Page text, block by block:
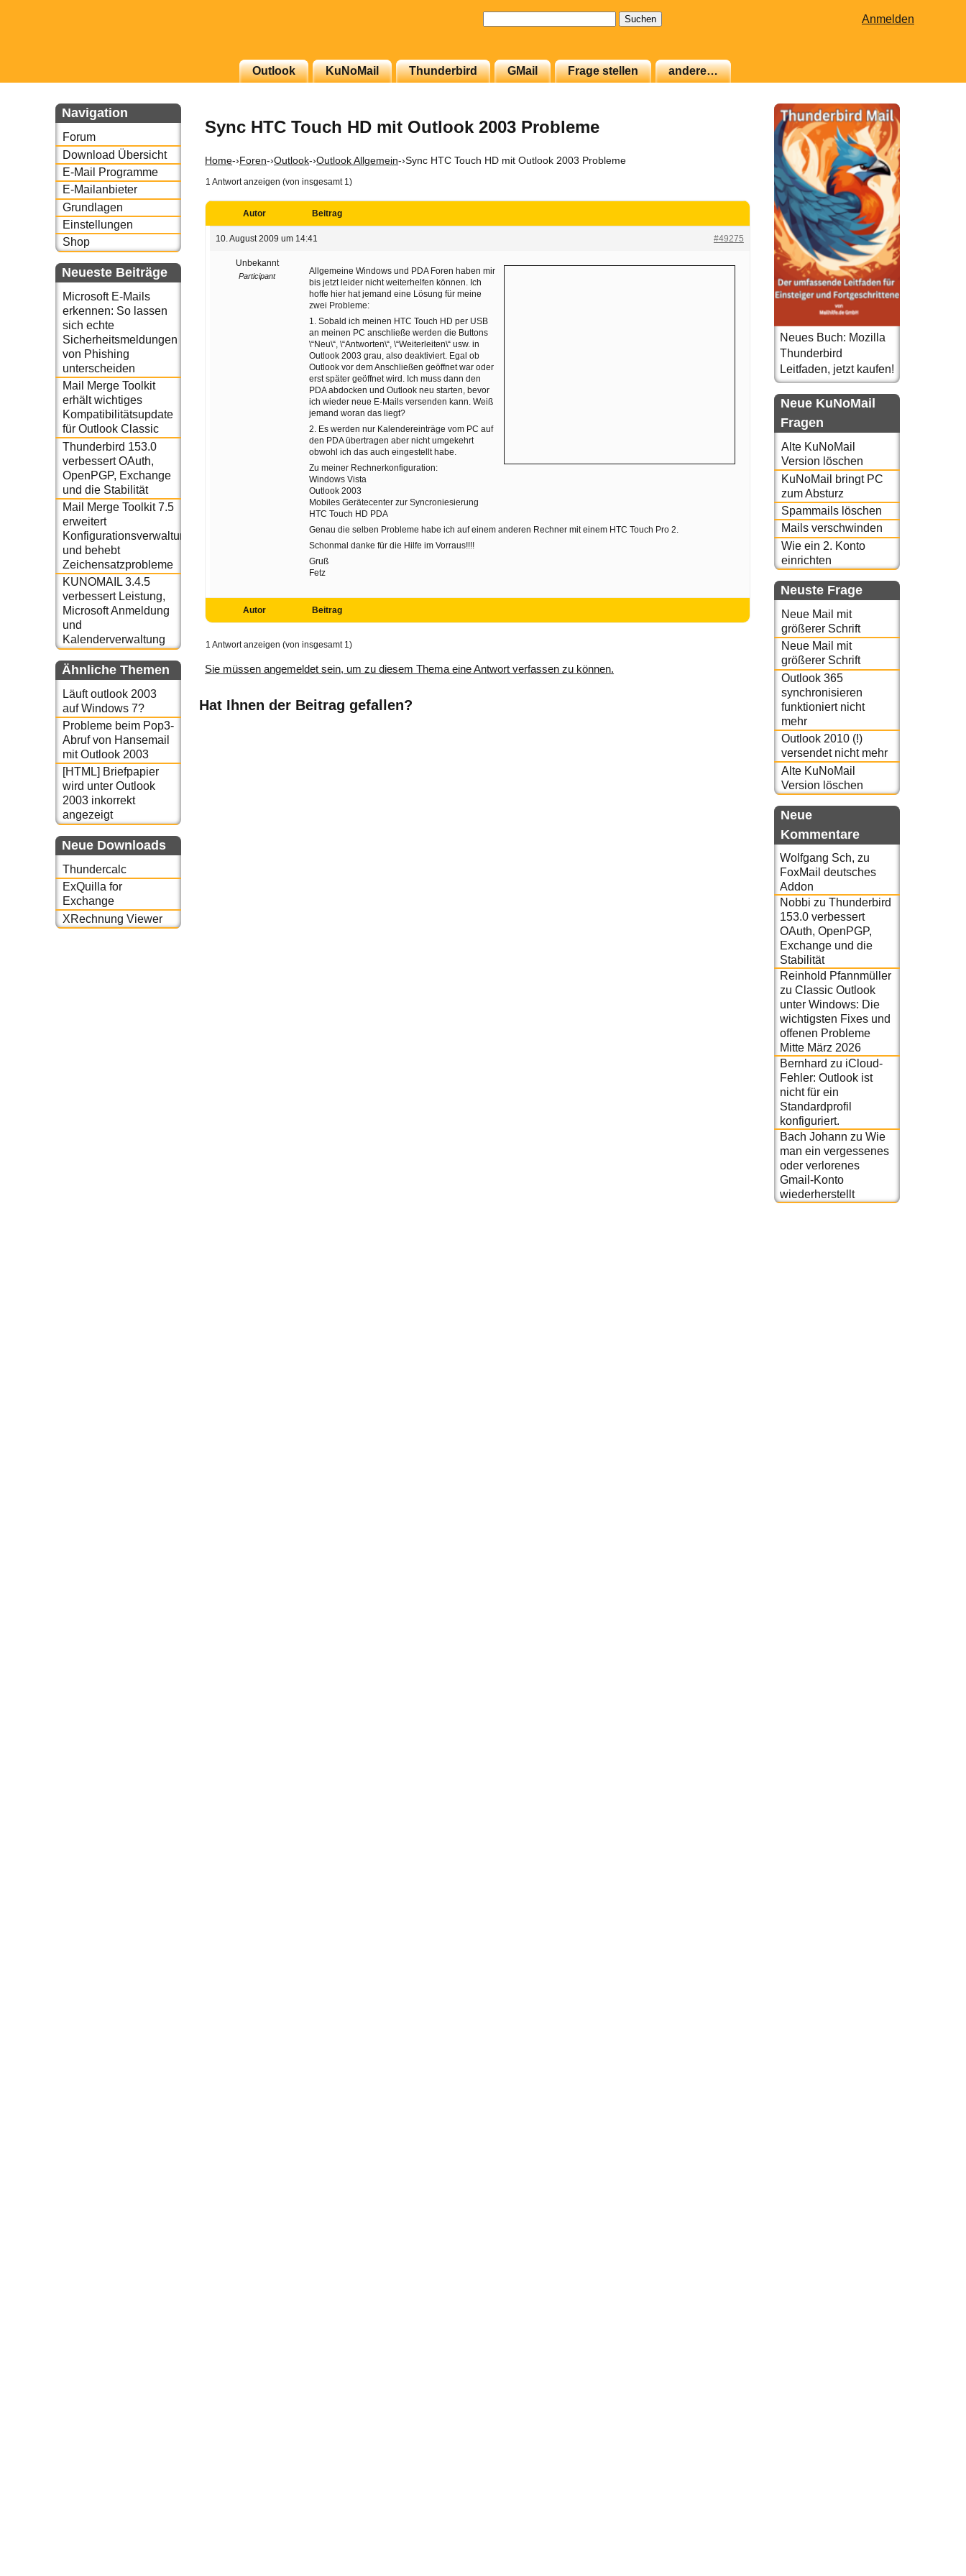
Anmelden
Outlook KuNoMail Thunderbird GMail Frage stellen andere…
Navigation
Forum
Download Übersicht
E-Mail Programme
E-Mailanbieter
Grundlagen
Einstellungen
Shop
Neueste Beiträge
Microsoft E-Mails
erkennen: So lassen
sich echte
Sicherheitsmeldungen
von Phishing
unterscheiden
Mail Merge Toolkit
erhält wichtiges
Kompatibilitätsupdate
für Outlook Classic
Thunderbird 153.0
verbessert OAuth,
OpenPGP, Exchange
und die Stabilität
Mail Merge Toolkit 7.5
erweitert
Konfigurationsverwaltung
und behebt
Zeichensatzprobleme
KUNOMAIL 3.4.5
verbessert Leistung,
Microsoft Anmeldung
und
Kalenderverwaltung
Ähnliche Themen
Läuft outlook 2003
auf Windows 7?
Probleme beim Pop3-
Abruf von Hansemail
mit Outlook 2003
[HTML] Briefpapier
wird unter Outlook
2003 inkorrekt
angezeigt
Neue Downloads
Thundercalc
ExQuilla for
Exchange
XRechnung Viewer
Sync HTC Touch HD mit Outlook 2003 Probleme
Home-›Foren-›Outlook-›Outlook Allgemein-›Sync HTC Touch HD mit Outlook 2003 Probleme
1 Antwort anzeigen (von insgesamt 1)
Autor Beitrag
10. August 2009 um 14:41 #49275
Unbekannt
Participant
Allgemeine Windows und PDA Foren haben mir
bis jetzt leider nicht weiterhelfen können. Ich
hoffe hier hat jemand eine Lösung für meine
zwei Probleme:
1. Sobald ich meinen HTC Touch HD per USB
an meinen PC anschließe werden die Buttons
\“Neu\“, \“Antworten\“, \“Weiterleiten\“ usw. in
Outlook 2003 grau, also deaktiviert. Egal ob
Outlook vor dem Anschließen geöffnet war oder
erst später geöffnet wird. Ich muss dann den
PDA abdocken und Outlook neu starten, bevor
ich wieder neue E-Mails versenden kann. Weiß
jemand woran das liegt?
2. Es werden nur Kalendereinträge vom PC auf
den PDA übertragen aber nicht umgekehrt
obwohl ich das auch eingestellt habe.
Zu meiner Rechnerkonfiguration:
Windows Vista
Outlook 2003
Mobiles Gerätecenter zur Syncroniesierung
HTC Touch HD PDA
Genau die selben Probleme habe ich auf einem anderen Rechner mit einem HTC Touch Pro 2.
Schonmal danke für die Hilfe im Vorraus!!!!
Gruß
Fetz
Autor Beitrag
1 Antwort anzeigen (von insgesamt 1)
Sie müssen angemeldet sein, um zu diesem Thema eine Antwort verfassen zu können.
Hat Ihnen der Beitrag gefallen?
Neues Buch: Mozilla
Thunderbird
Leitfaden, jetzt kaufen!
Neue KuNoMail
Fragen
Alte KuNoMail
Version löschen
KuNoMail bringt PC
zum Absturz
Spammails löschen
Mails verschwinden
Wie ein 2. Konto
einrichten
Neuste Frage
Neue Mail mit
größerer Schrift
Neue Mail mit
größerer Schrift
Outlook 365
synchronisieren
funktioniert nicht
mehr
Outlook 2010 (!)
versendet nicht mehr
Alte KuNoMail
Version löschen
Neue
Kommentare
Wolfgang Sch, zu
FoxMail deutsches
Addon
Nobbi zu Thunderbird
153.0 verbessert
OAuth, OpenPGP,
Exchange und die
Stabilität
Reinhold Pfannmüller
zu Classic Outlook
unter Windows: Die
wichtigsten Fixes und
offenen Probleme
Mitte März 2026
Bernhard zu iCloud-
Fehler: Outlook ist
nicht für ein
Standardprofil
konfiguriert.
Bach Johann zu Wie
man ein vergessenes
oder verlorenes
Gmail-Konto
wiederherstellt
oder auch